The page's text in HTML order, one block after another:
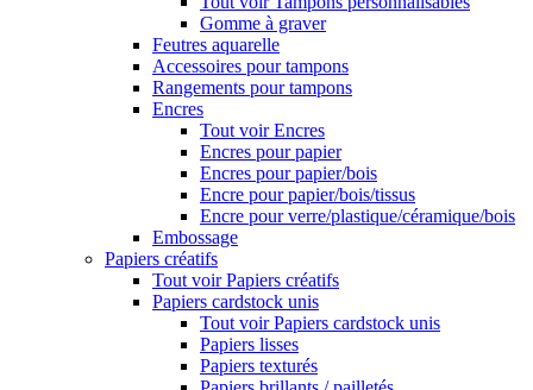
Gomme à graver
Feutres aquarelle
Accessoires pour tampons
Rangements pour tampons
Encres
Tout voir Encres
Encres pour papier
Encres pour papier/bois
Encre pour papier/bois/tissus
Encre pour verre/plastique/céramique/bois
Embossage
Papiers créatifs
Tout voir Papiers créatifs
Papiers cardstock unis
Tout voir Papiers cardstock unis
Papiers lisses
Papiers texturés